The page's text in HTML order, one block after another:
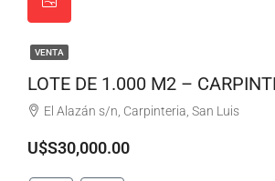
VENTA
LOTE DE 1.000 M2 –
El Alazán s/n, Carpinteria, San Luis
U$S30,000.00